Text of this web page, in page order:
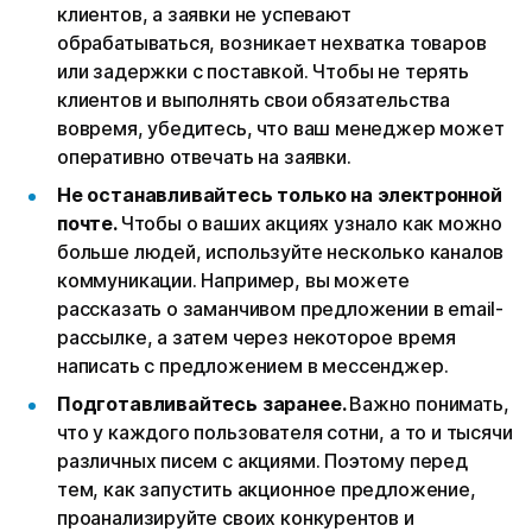
клиентов, а заявки не успевают
обрабатываться, возникает нехватка товаров
или задержки с поставкой. Чтобы не терять
клиентов и выполнять свои обязательства
вовремя, убедитесь, что ваш менеджер может
оперативно отвечать на заявки.
Не останавливайтесь только на электронной
почте. Чтобы о ваших акциях узнало как можно
больше людей, используйте несколько каналов
коммуникации. Например, вы можете
рассказать о заманчивом предложении в email-
рассылке, а затем через некоторое время
написать с предложением в мессенджер.
Подготавливайтесь заранее.Важно понимать,
что у каждого пользователя сотни, а то и тысячи
различных писем с акциями. Поэтому перед
тем, как запустить акционное предложение,
проанализируйте своих конкурентов и